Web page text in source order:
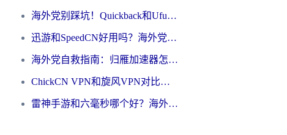
海外党别踩坑！Quickback和UfunR好用吗？选对回国加速器才能无缝刷国内资源
迅游和SpeedCN好用吗？海外党如何破解那道看不见的墙
海外党自救指南：归雁加速器怎么样？教你避开坑实现国内资源无缝访问
ChickCN VPN和旋风VPN对比哪个回国效果更好？海外用户的选择困境与出路
雷神手游和六毫秒哪个好？海外党如何真正解锁国内资源